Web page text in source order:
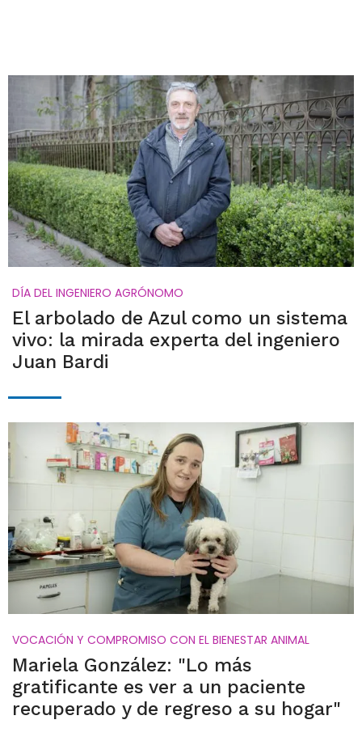
DÍA DEL INGENIERO AGRÓNOMO
El arbolado de Azul como un sistema
vivo: la mirada experta del ingeniero
Juan Bardi
VOCACIÓN Y COMPROMISO CON EL BIENESTAR ANIMAL
Mariela González: "Lo más
gratificante es ver a un paciente
recuperado y de regreso a su hogar"